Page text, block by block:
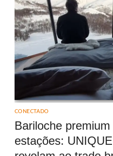
CONECTADO
Bariloche
estações: